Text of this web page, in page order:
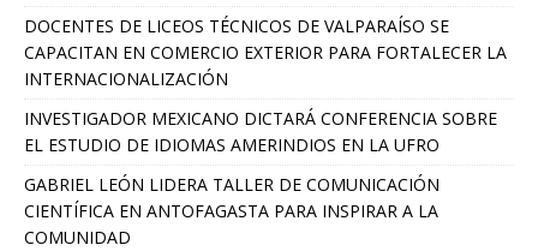
DOCENTES DE LICEOS TÉCNICOS DE VALPARAÍSO SE
CAPACITAN EN COMERCIO EXTERIOR PARA FORTALECER LA
INTERNACIONALIZACIÓN
INVESTIGADOR MEXICANO DICTARÁ CONFERENCIA SOBRE
EL ESTUDIO DE IDIOMAS AMERINDIOS EN LA UFRO
GABRIEL LEÓN LIDERA TALLER DE COMUNICACIÓN
CIENTÍFICA EN ANTOFAGASTA PARA INSPIRAR A LA
COMUNIDAD